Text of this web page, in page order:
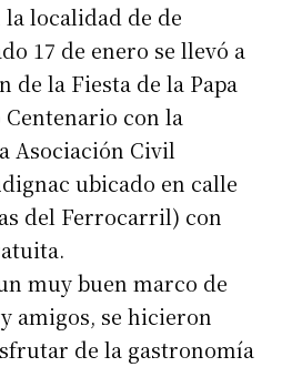
localidad de de
17 de enero se llevó a
de la Fiesta de la Papa
con la
Asociación Civil
ubicado en calle
del Ferrocarril) con
muy buen marco de
amigos, se hicieron
de la gastronomía